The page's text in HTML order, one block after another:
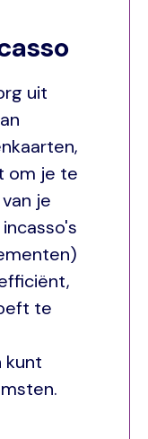
uit
om je te
je
te
kunt